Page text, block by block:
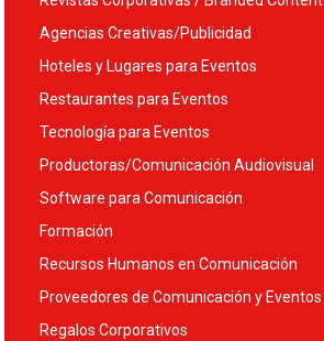
Agencias Creativas/Publicidad
Hoteles y Lugares para Eventos
Restaurantes para Eventos
Tecnología para Eventos
Productoras/Comunicación Audiovisual
Software para Comunicación
Formación
Recursos Humanos en Comunicación
Proveedores de Comunicación y Eventos
Regalos Corporativos